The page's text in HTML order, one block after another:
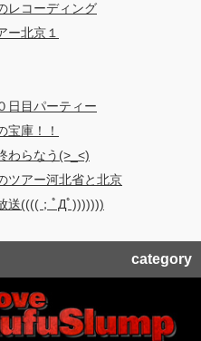
レコーディング
ー北京１
日目パーティー
宝庫！！
わらなう(>_<)
ツアー河北省と北京
送((((；ﾟДﾟ)))))))
category